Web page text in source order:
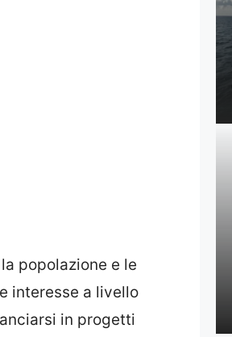
popolazione e le
interesse a livello
in progetti